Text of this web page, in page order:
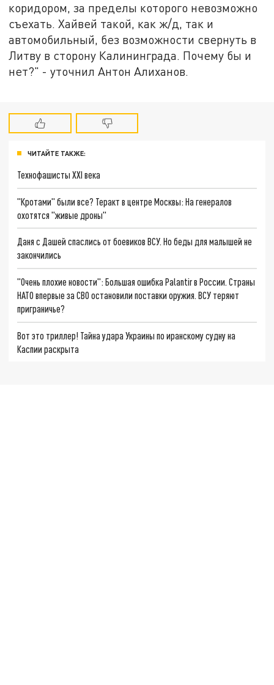
коридором, за пределы которого невозможно
съехать. Хайвей такой, как ж/д, так и
автомобильный, без возможности свернуть в
Литву в сторону Калининграда. Почему бы и
нет?" - уточнил Антон Алиханов.
ЧИТАЙТЕ ТАКЖЕ:
Технофашисты XXI века
"Кротами" были все? Теракт в центре Москвы: На генералов
охотятся "живые дроны"
Даня с Дашей спаслись от боевиков ВСУ. Но беды для малышей не
закончились
"Очень плохие новости": Большая ошибка Palantir в России. Страны
НАТО впервые за СВО остановили поставки оружия. ВСУ теряют
приграничье?
Вот это триллер! Тайна удара Украины по иранскому судну на
Каспии раскрыта